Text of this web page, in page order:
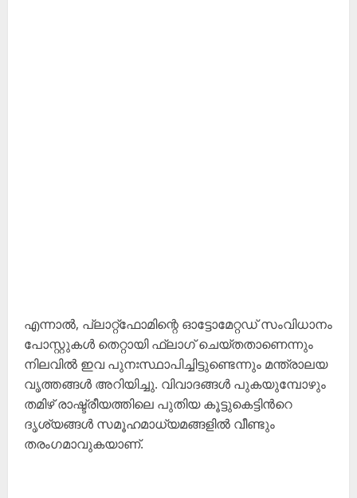
എന്നാൽ, പ്ലാറ്റ്‌ഫോമിന്റെ ഓട്ടോമേറ്റഡ് സംവിധാനം
പോസ്റ്റുകൾ തെറ്റായി ഫ്ലാഗ് ചെയ്തതാണെന്നും
നിലവിൽ ഇവ പുനഃസ്ഥാപിച്ചിട്ടുണ്ടെന്നും മന്ത്രാലയ
വൃത്തങ്ങൾ അറിയിച്ചു. വിവാദങ്ങൾ പുകയുമ്പോഴും
തമിഴ് രാഷ്ട്രീയത്തിലെ പുതിയ കൂട്ടുകെട്ടിന്‍റെ
ദൃശ്യങ്ങൾ സമൂഹമാധ്യമങ്ങളിൽ വീണ്ടും
തരംഗമാവുകയാണ്.